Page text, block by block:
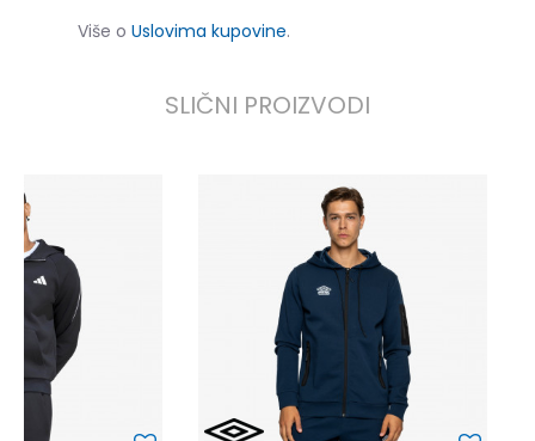
Više o Uslovima kupovine.
SLIČNI PROIZVODI